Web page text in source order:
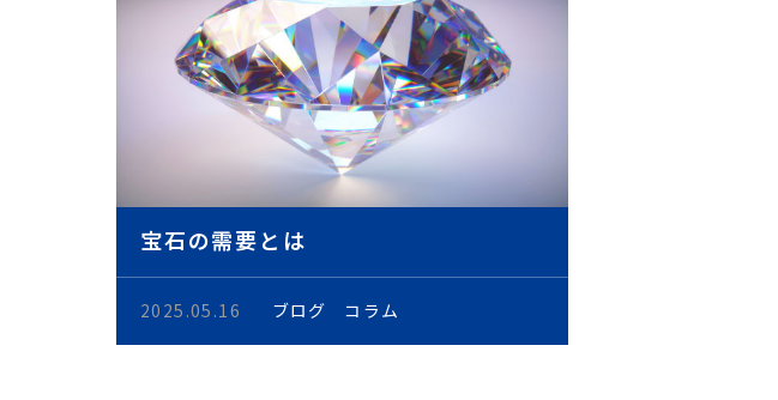
宝石の需要とは
2025.05.16 ブログ コラム